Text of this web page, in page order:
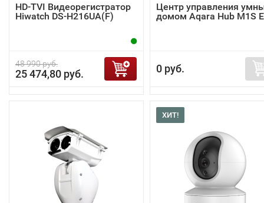
HD-TVI Видеорегистратор
Hiwatch DS-H216UA(F)
48 990 руб.
25 474,80 руб.
Центр управления
домом Aqara Hub M1S
0 руб.
ХИТ!